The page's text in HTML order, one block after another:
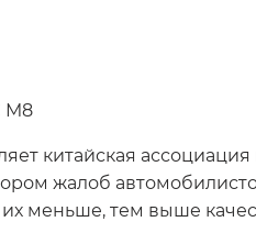
M8
китайская
жалоб
меньше, тем выше